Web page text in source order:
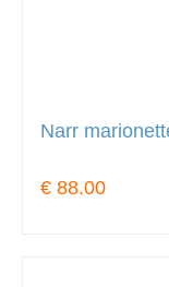
Narr
€ 88.00